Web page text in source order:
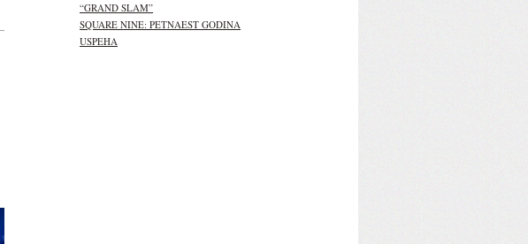
“GRAND SLAM”
SQUARE NINE: PETNAEST GODINA
USPEHA